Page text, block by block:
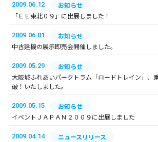
2009.06.12
お知らせ
「ＥＥ東北０９」に出展しました！
2009.06.01
お知らせ
中古建機の展示即売会開催しました。
2009.05.29
お知らせ
大阪城ふれあいパークトラム「ロードトレイン」、
破！いたしました。
2009.05.15
お知らせ
イベントＪＡＰＡＮ２００９に出展しました
2009.04.14
ニュースリリース